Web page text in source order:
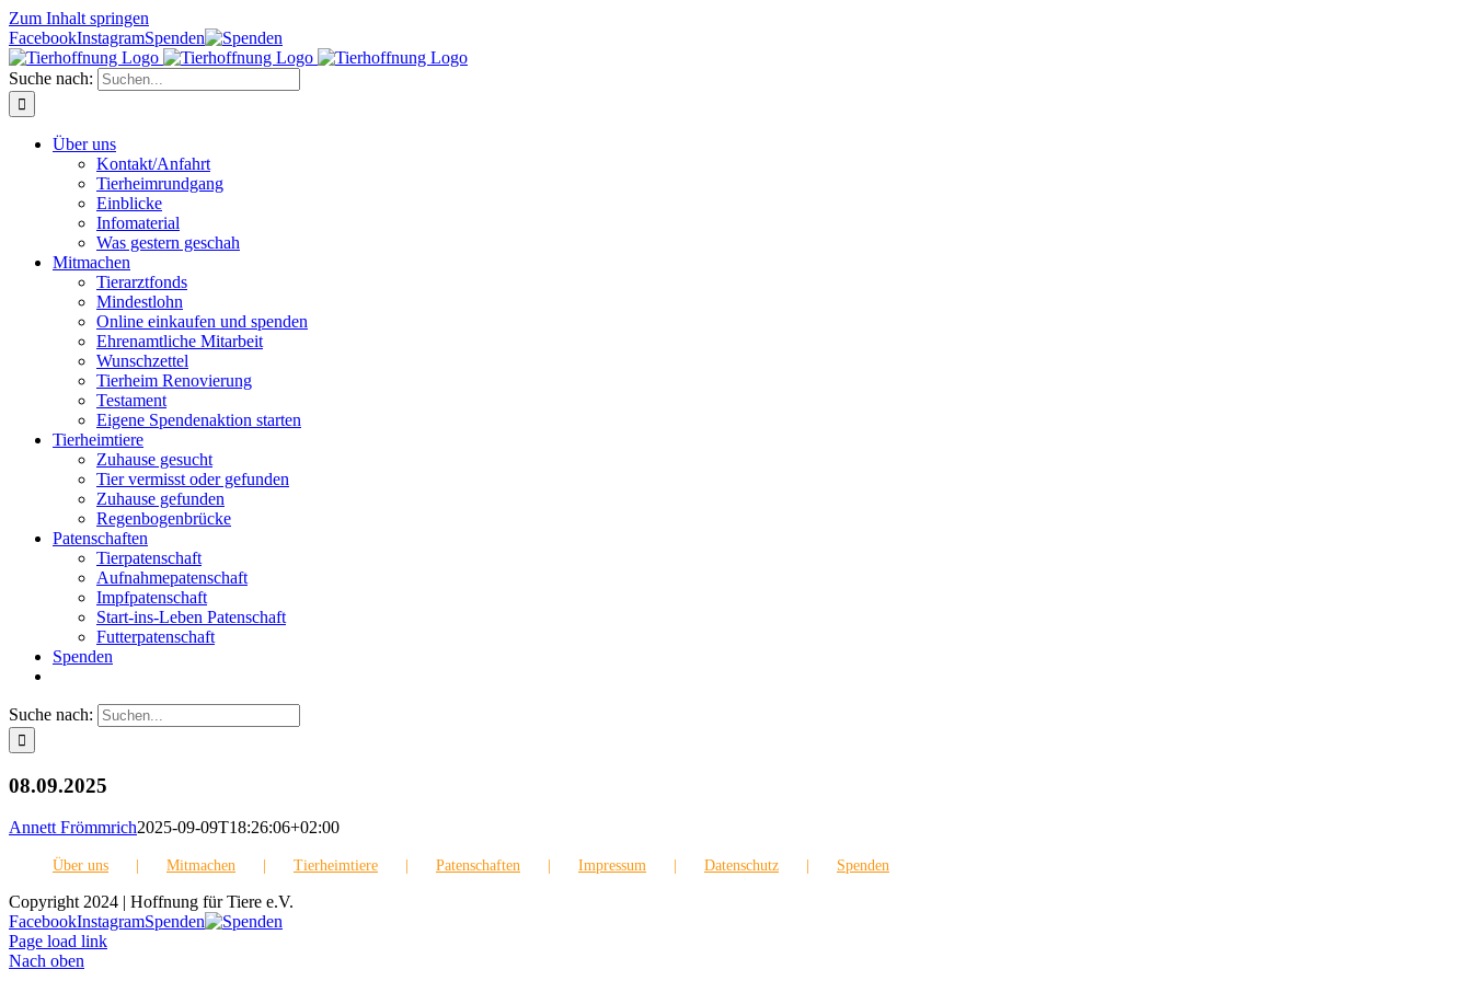
Zum Inhalt springen
FacebookInstagramSpenden
Suche nach:
Über uns
Kontakt/Anfahrt
Tierheimrundgang
Einblicke
Infomaterial
Was gestern geschah
Mitmachen
Tierarztfonds
Mindestlohn
Online einkaufen und spenden
Ehrenamtliche Mitarbeit
Wunschzettel
Tierheim Renovierung
Testament
Eigene Spendenaktion starten
Tierheimtiere
Zuhause gesucht
Tier vermisst oder gefunden
Zuhause gefunden
Regenbogenbrücke
Patenschaften
Tierpatenschaft
Aufnahmepatenschaft
Impfpatenschaft
Start-ins-Leben Patenschaft
Futterpatenschaft
Spenden
Suche nach:
08.09.2025
Annett Frömmrich2025-09-09T18:26:06+02:00
Über uns Mitmachen Tierheimtiere Patenschaften Impressum Datenschutz Spenden
Copyright 2024 | Hoffnung für Tiere e.V.
FacebookInstagramSpenden
Page load link
Nach oben